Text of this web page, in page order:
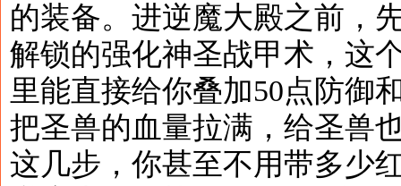
的装备。进逆魔大殿之前，
解锁的强化神圣战甲术，这
里能直接给你叠加50点防御
把圣兽的血量拉满，给圣兽
这几步，你甚至不用带多少